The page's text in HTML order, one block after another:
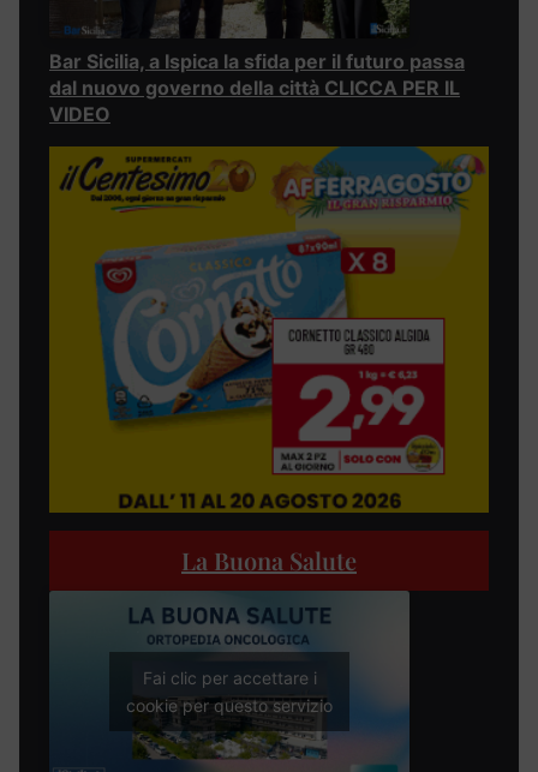
Bar Sicilia, a Ispica la sfida per il futuro passa
dal nuovo governo della città CLICCA PER IL
VIDEO
La Buona Salute
Fai clic per accettare i
cookie per questo servizio